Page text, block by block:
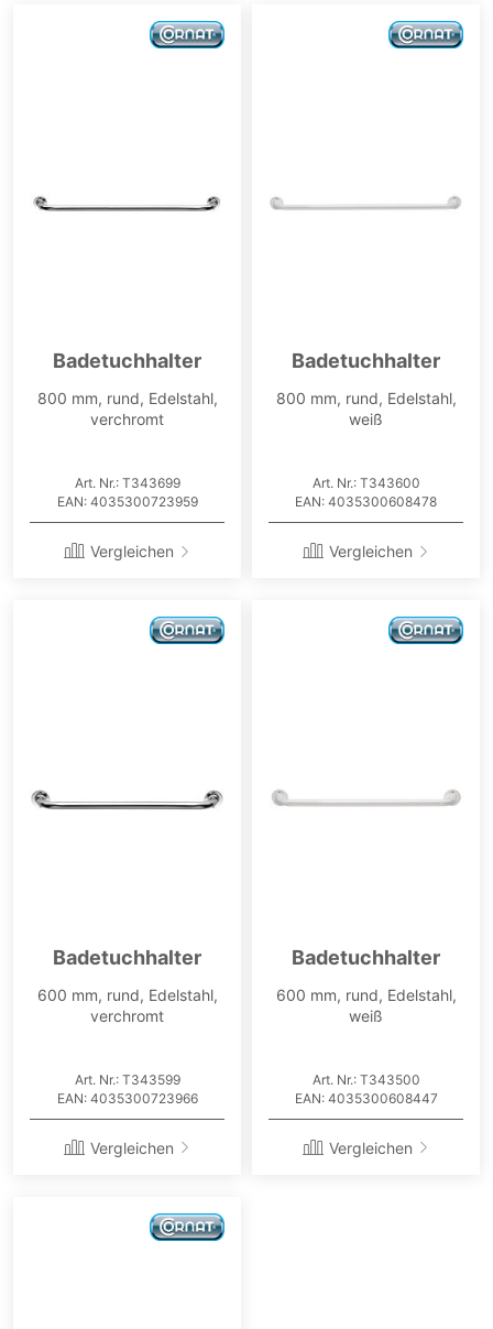
Badetuchhalter
800 mm, rund, Edelstahl,
verchromt
Art. Nr.: T343699
EAN: 4035300723959
Vergleichen
Badetuchhalter
800 mm, rund, Edelstahl,
weiß
Art. Nr.: T343600
EAN: 4035300608478
Vergleichen
Badetuchhalter
600 mm, rund, Edelstahl,
verchromt
Art. Nr.: T343599
EAN: 4035300723966
Vergleichen
Badetuchhalter
600 mm, rund, Edelstahl,
weiß
Art. Nr.: T343500
EAN: 4035300608447
Vergleichen